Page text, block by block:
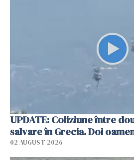
UPDATE: Coliziune între
salvare în Grecia. Doi
02 AUGUST 2026